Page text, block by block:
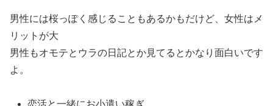
男性には桜っぽく感じることもあるかもだけど、女性はメ
リットが大
男性もオモテとウラの日記とか見てるとかなり面白いです
よ。